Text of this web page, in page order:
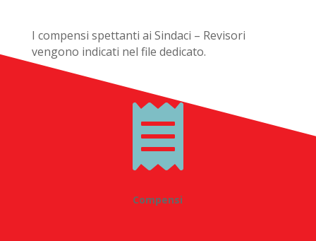
I compensi spettanti ai Sindaci – Revisori
vengono indicati nel file dedicato.

Compensi